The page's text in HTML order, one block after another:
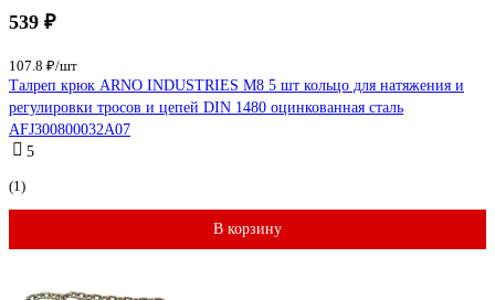
539 ₽
107.8 ₽/шт
Талреп крюк ARNO INDUSTRIES М8 5 шт кольцо для натяжения и
регулировки тросов и цепей DIN 1480 оцинкованная сталь
AFJ300800032A07
5
(1)
В корзину